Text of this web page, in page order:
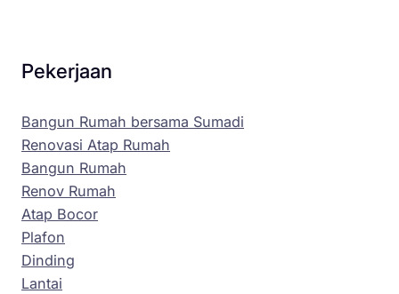
Pekerjaan
Bangun Rumah bersama Sumadi
Renovasi Atap Rumah
Bangun Rumah
Renov Rumah
Atap Bocor
Plafon
Dinding
Lantai